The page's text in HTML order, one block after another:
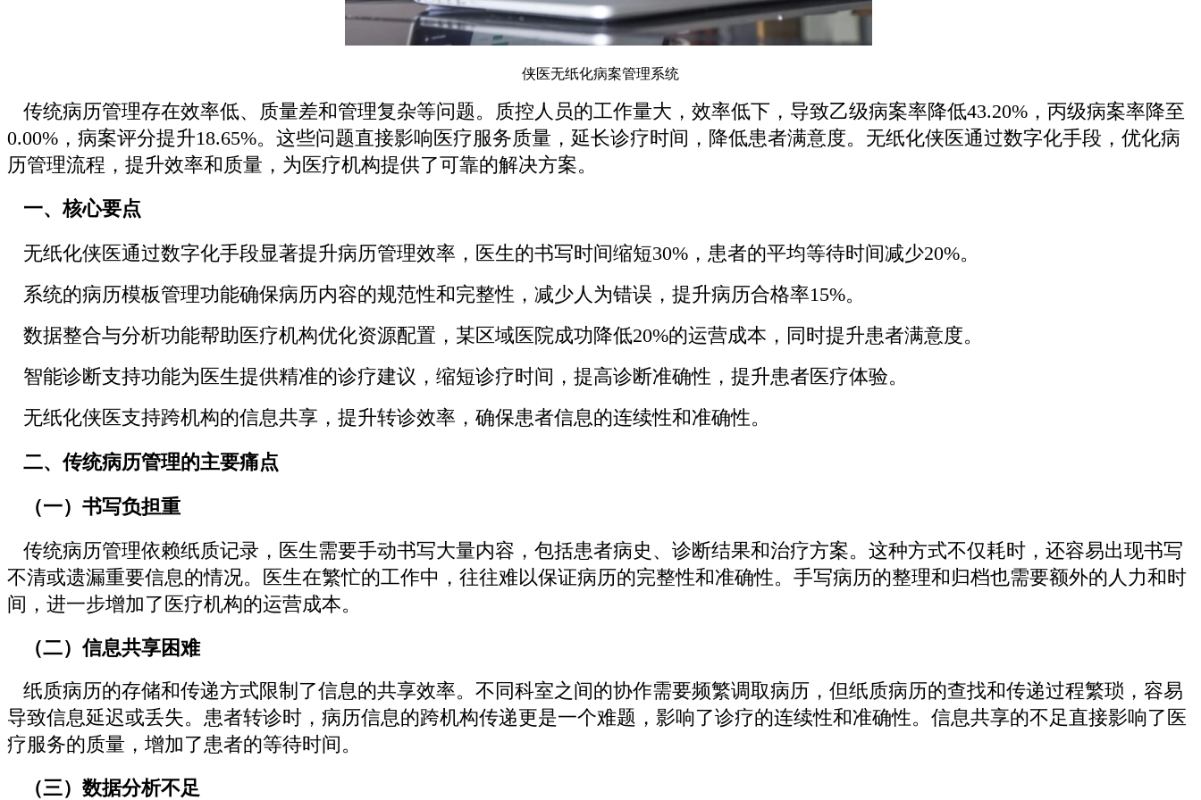
侠医无纸化病案管理系统
传统病历管理存在效率低、质量差和管理复杂等问题。质控人员的工作量大，效率低下，导致乙级病案率降低43.20%，丙级病案率降至
0.00%，病案评分提升18.65%。这些问题直接影响医疗服务质量，延长诊疗时间，降低患者满意度。无纸化侠医通过数字化手段，优化病
历管理流程，提升效率和质量，为医疗机构提供了可靠的解决方案。
一、核心要点
无纸化侠医通过数字化手段显著提升病历管理效率，医生的书写时间缩短30%，患者的平均等待时间减少20%。
系统的病历模板管理功能确保病历内容的规范性和完整性，减少人为错误，提升病历合格率15%。
数据整合与分析功能帮助医疗机构优化资源配置，某区域医院成功降低20%的运营成本，同时提升患者满意度。
智能诊断支持功能为医生提供精准的诊疗建议，缩短诊疗时间，提高诊断准确性，提升患者医疗体验。
无纸化侠医支持跨机构的信息共享，提升转诊效率，确保患者信息的连续性和准确性。
二、传统病历管理的主要痛点
（一）书写负担重
传统病历管理依赖纸质记录，医生需要手动书写大量内容，包括患者病史、诊断结果和治疗方案。这种方式不仅耗时，还容易出现书写
不清或遗漏重要信息的情况。医生在繁忙的工作中，往往难以保证病历的完整性和准确性。手写病历的整理和归档也需要额外的人力和时
间，进一步增加了医疗机构的运营成本。
（二）信息共享困难
纸质病历的存储和传递方式限制了信息的共享效率。不同科室之间的协作需要频繁调取病历，但纸质病历的查找和传递过程繁琐，容易
导致信息延迟或丢失。患者转诊时，病历信息的跨机构传递更是一个难题，影响了诊疗的连续性和准确性。信息共享的不足直接影响了医
疗服务的质量，增加了患者的等待时间。
（三）数据分析不足